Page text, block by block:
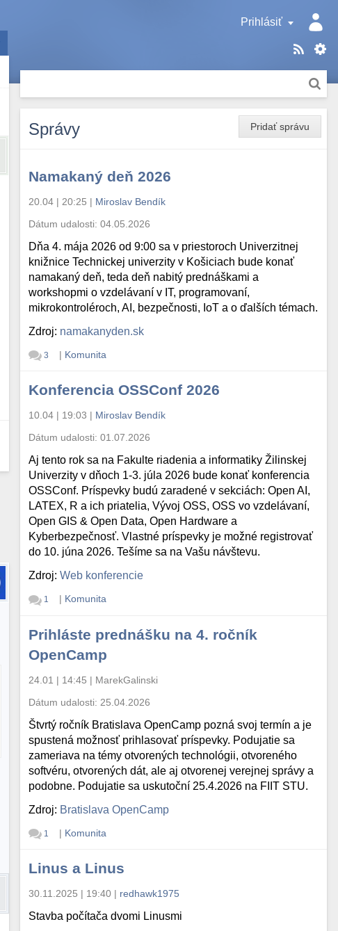
Prihlásiť
Pridať správu
Správy
Namakaný deň 2026
20.04 | 20:25 | Miroslav Bendík
Dátum udalosti:04.05.2026
Dňa 4. mája 2026 od 9:00 sa v priestoroch Univerzitnej
knižnice Technickej univerzity v Košiciach bude konať
namakaný deň, teda deň nabitý prednáškami a
workshopmi o vzdelávaní v IT, programovaní,
mikrokontroléroch, AI, bezpečnosti, IoT a o ďalších témach.
Zdroj: namakanyden.sk
3 | Komunita
Konferencia OSSConf 2026
10.04 | 19:03 | Miroslav Bendík
Dátum udalosti:01.07.2026
Aj tento rok sa na Fakulte riadenia a informatiky Žilinskej
Univerzity v dňoch 1-3. júla 2026 bude konať konferencia
OSSConf. Príspevky budú zaradené v sekciách: Open AI,
LATEX, R a ich priatelia, Vývoj OSS, OSS vo vzdelávaní,
Open GIS & Open Data, Open Hardware a
Kyberbezpečnosť. Vlastné príspevky je možné registrovať
do 10. júna 2026. Tešíme sa na Vašu návštevu.
Zdroj:Web konferencie
1 | Komunita
Prihláste prednášku na 4. ročník
OpenCamp
24.01 | 14:45 | MarekGalinski
Dátum udalosti: 25.04.2026
Štvrtý ročník Bratislava OpenCamp pozná svoj termín a je
spustená možnosť prihlasovať príspevky. Podujatie sa
zameriava na témy otvorených technológii, otvoreného
softvéru, otvorených dát, ale aj otvorenej verejnej správy a
podobne. Podujatie sa uskutoční 25.4.2026 na FIIT STU.
Zdroj: Bratislava OpenCamp
1 | Komunita
Linus a Linus
30.11.2025 | 19:40 | redhawk1975
Stavba počítača dvomi Linusmi